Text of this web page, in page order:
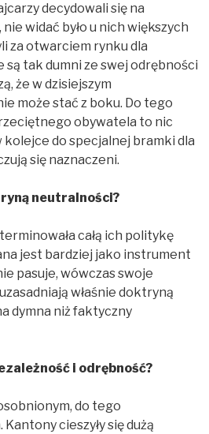
decydowali się na
widać było u nich większych
za otwarciem rynku dla
tak dumni ze swej odrębności
że w dzisiejszym
może stać z boku. Do tego
obywatela to nic
kolejce do specjalnej bramki dla
się naznaczeni.
neutralności?
całą ich politykę
jest bardziej jako instrument
pasuje, wówczas swoje
właśnie doktryną
dymna niż faktyczny
i odrębność?
do tego
cieszyły się dużą